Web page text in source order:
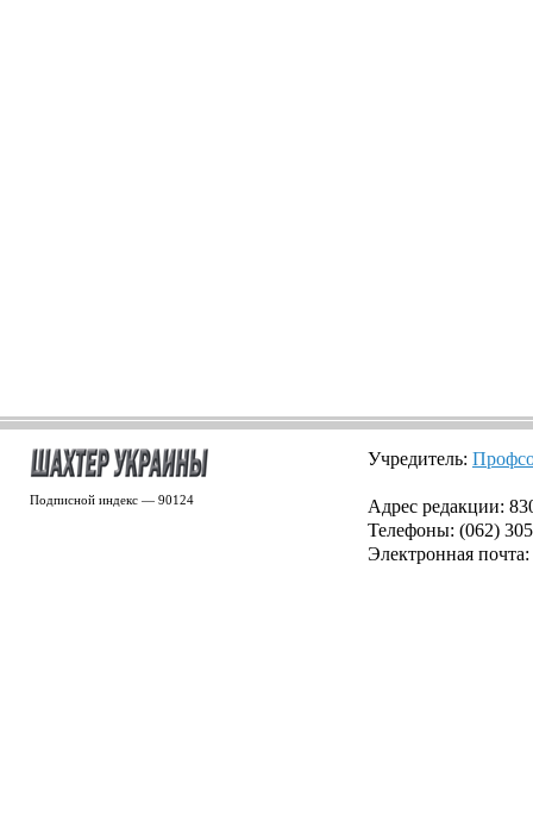
Подписной индекс — 90124
Учредитель:
Адрес редакции:
Телефоны: (062)
Электронная почта: